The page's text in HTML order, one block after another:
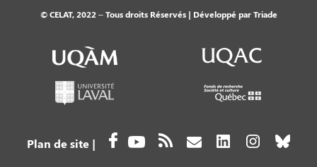
© CELAT, 2022 – Tous droits Réservés | Développé parTriade
Plan de site|